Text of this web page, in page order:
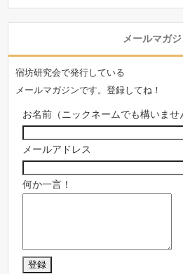
メールマガ
宿坊研究会で発行している
メールマガジンです。登録してね！
お名前（ニックネームでも構いませ
メールアドレス
何か一言！